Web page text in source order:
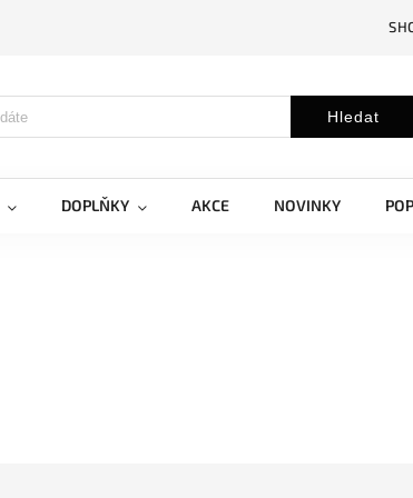
Hledat
DOPLŇKY AKCE NOVINKY